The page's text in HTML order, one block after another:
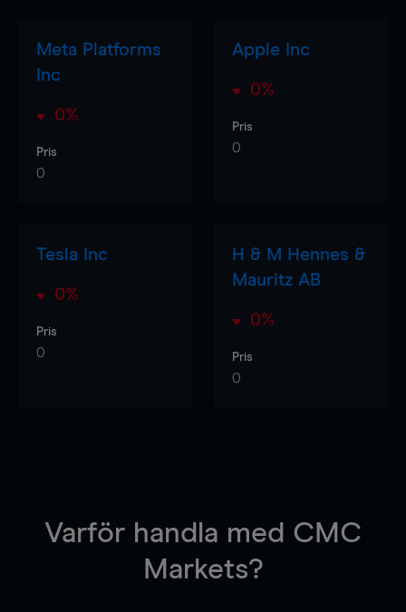
Meta Platforms
Inc
0%
Pris
0
Apple Inc
0%
Pris
0
Tesla Inc
0%
Pris
0
H & M Hennes &
Mauritz AB
0%
Pris
0
Varför handla med CMC
Markets?